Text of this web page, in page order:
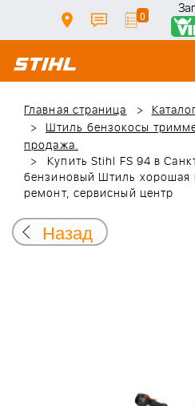
0
Главная страница
Штиль бензокосы
продажа.
Купить Stihl FS 94 в
бензиновый Штиль хорошая
ремонт, сервисный центр
Назад